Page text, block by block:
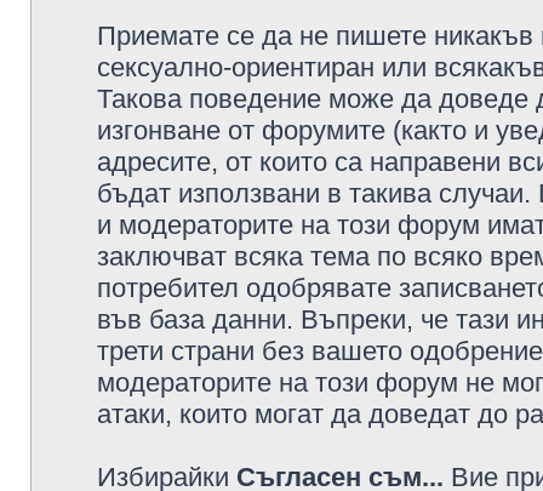
Приемате се да не пишете никакъв
сексуално-ориентиран или
Такова поведение може да доведе
изгонване от форумите (както и
адресите, от които са направени
бъдат използвани в такива
и модераторите на този форум
заключват всяка тема по всяко
потребител одобрявате
във база данни. Въпреки, че тази
трети страни без вашето
модераторите на този форум не
атаки, които могат да доведат до
Избирайки Съгласен съм... Вие